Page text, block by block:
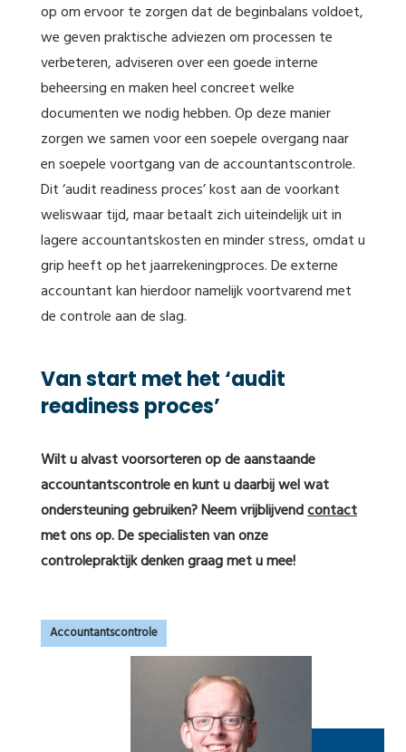
op om ervoor te zorgen dat de beginbalans voldoet,
we geven praktische adviezen om processen te
verbeteren, adviseren over een goede interne
beheersing en maken heel concreet welke
documenten we nodig hebben. Op deze manier
zorgen we samen voor een soepele overgang naar
en soepele voortgang van de accountantscontrole.
Dit ‘audit readiness proces’ kost aan de voorkant
weliswaar tijd, maar betaalt zich uiteindelijk uit in
lagere accountantskosten en minder stress, omdat u
grip heeft op het jaarrekeningproces. De externe
accountant kan hierdoor namelijk voortvarend met
de controle aan de slag.
Van start met het ‘audit
readiness proces’
Wilt u alvast voorsorteren op de aanstaande
accountantscontrole en kunt u daarbij wel wat
ondersteuning gebruiken? Neem vrijblijvendcontact
met ons op. De specialisten van onze
controlepraktijk denken graag met u mee!
Accountantscontrole